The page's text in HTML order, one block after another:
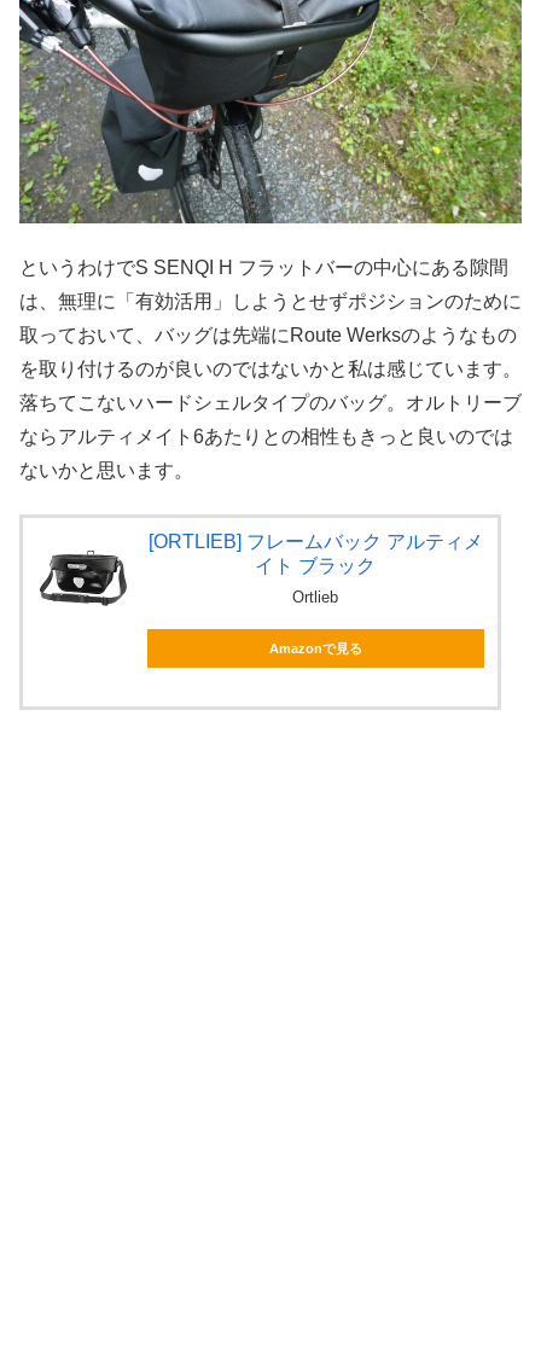
というわけでS SENQI H フラットバーの中心にある隙間
は、無理に「有効活用」しようとせずポジションのために
取っておいて、バッグは先端にRoute Werksのようなもの
を取り付けるのが良いのではないかと私は感じています。
落ちてこないハードシェルタイプのバッグ。オルトリーブ
ならアルティメイト6あたりとの相性もきっと良いのでは
ないかと思います。
[ORTLIEB] フレームバック アルティメ
イト ブラック
Ortlieb
Amazonで見る